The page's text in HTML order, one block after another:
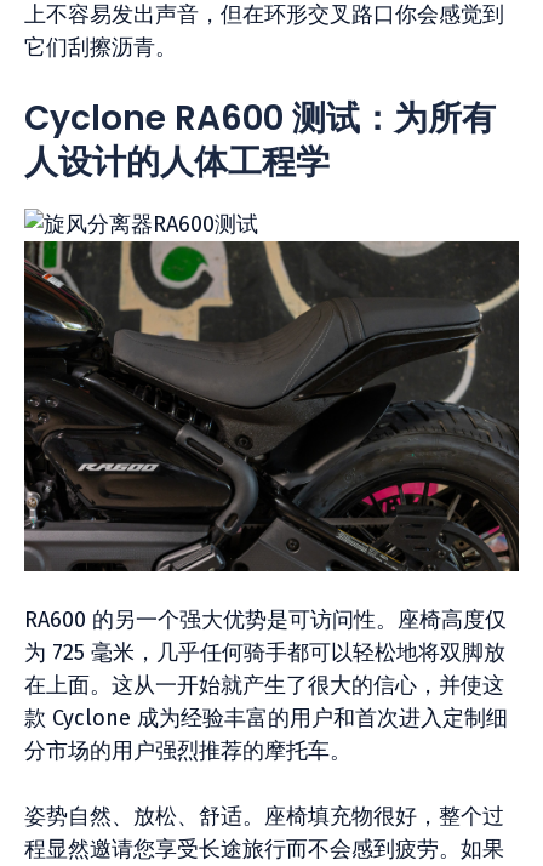
上不容易发出声音，但在环形交叉路口你会感觉到
它们刮擦沥青。
Cyclone RA600 测试：为所有
人设计的人体工程学
RA600 的另一个强大优势是可访问性。座椅高度仅
为 725 毫米，几乎任何骑手都可以轻松地将双脚放
在上面。这从一开始就产生了很大的信心，并使这
款 Cyclone 成为经验丰富的用户和首次进入定制细
分市场的用户强烈推荐的摩托车。
姿势自然、放松、舒适。座椅填充物很好，整个过
程显然邀请您享受长途旅行而不会感到疲劳。如果